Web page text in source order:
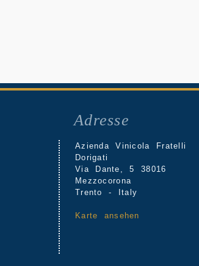
Adresse
Azienda Vinicola Fratelli
Dorigati
Via Dante, 5 38016
Mezzocorona
Trento - Italy
Karte ansehen